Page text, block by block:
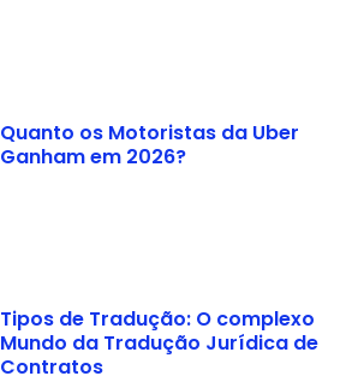
Quanto os Motoristas da Uber
Ganham em 2026?
Tipos de Tradução: O complexo
Mundo da Tradução Jurídica de
Contratos